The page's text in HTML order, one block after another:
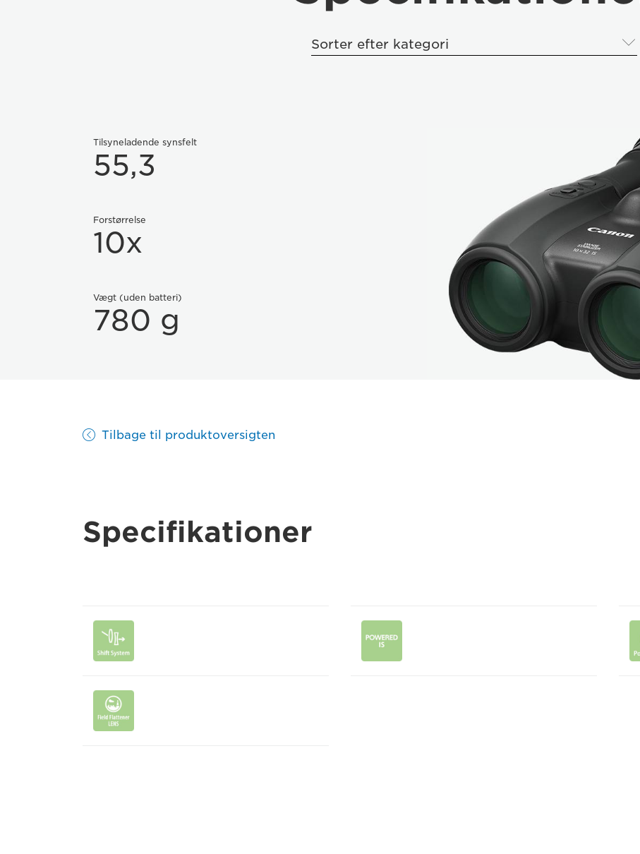
Sorter efter kategori
Tilsyneladende synsfelt
55,3
Forstørrelse
10x
Vægt (uden batteri)
780 g
Tilbage til produktoversigten
Specifikationer